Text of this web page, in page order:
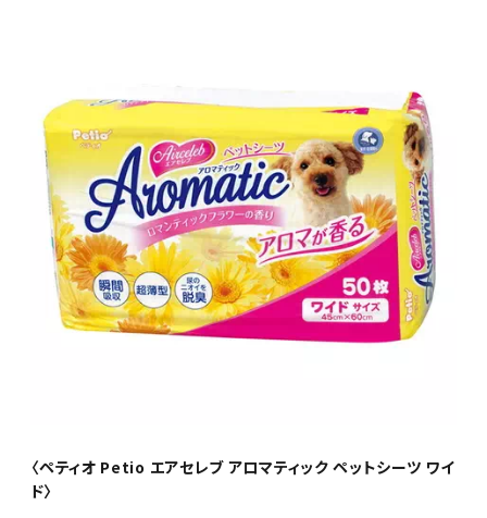
〈ペティオ Petio エアセレブ アロマティック ペットシーツ ワイ
ド〉